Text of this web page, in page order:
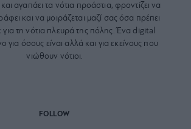
αγαπάει τα νότια προάστια, φροντίζει να
και να μοιράζεται μαζί σας όσα πρέπει
για τη νότια πλευρά της πόλης. Ένα digital
για όσους είναι αλλά και για εκείνους που
νιώθουν νότιοι.
FOLLOW